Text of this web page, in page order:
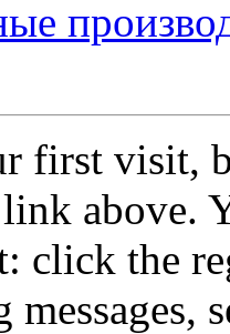
first visit,
above.
click the
messages,